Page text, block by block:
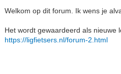
Welkom op dit forum. Ik wens je
Het wordt gewaardeerd als nieuwe
https://ligfietsers.nl/forum-2.html